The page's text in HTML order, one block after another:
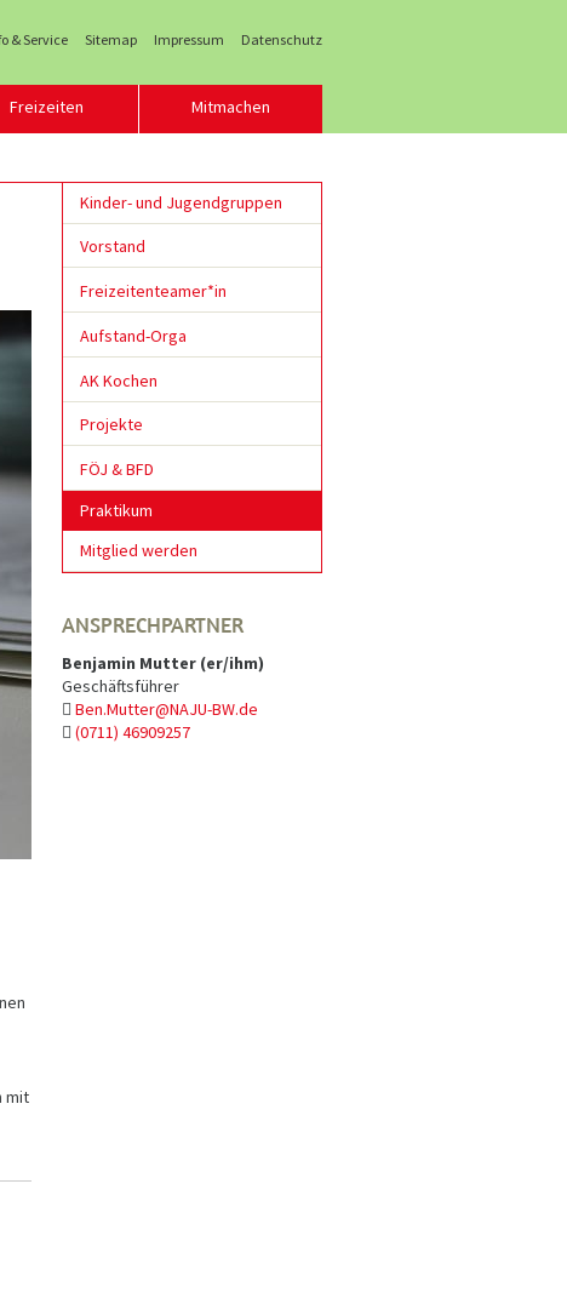
& Service Sitemap Impressum Datenschutz
Freizeiten Mitmachen
mit
Kinder- und Jugendgruppen
Vorstand
Freizeitenteamer*in
Aufstand-Orga
AK Kochen
Projekte
FÖJ & BFD
Praktikum
Mitglied werden
ANSPRECHPARTNER
Benjamin Mutter (er/ihm)
Geschäftsführer
Ben.Mutter@NAJU-BW.de
(0711) 46909257